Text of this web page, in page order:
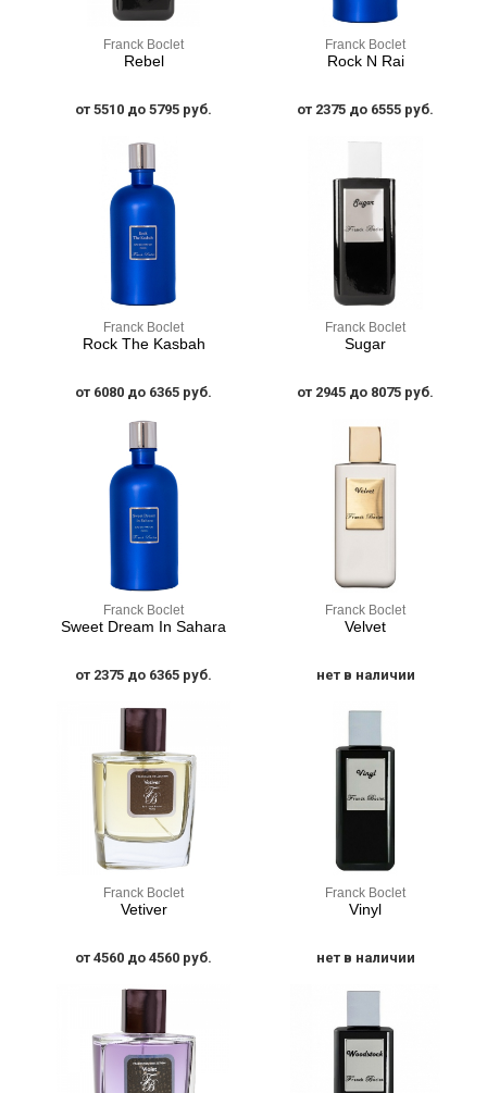
Franck Boclet
Rebel
от 5510 до 5795 руб.
Franck Boclet
Rock N Rai
от 2375 до 6555 руб.
Franck Boclet
Rock The Kasbah
от 6080 до 6365 руб.
Franck Boclet
Sugar
от 2945 до 8075 руб.
Franck Boclet
Sweet Dream In Sahara
от 2375 до 6365 руб.
Franck Boclet
Velvet
нет в наличии
Franck Boclet
Vetiver
от 4560 до 4560 руб.
Franck Boclet
Vinyl
нет в наличии